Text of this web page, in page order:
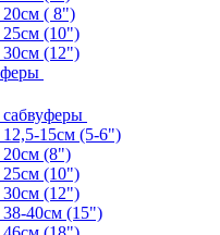
( 8")
(10")
(12")
15см (5-6")
(8")
(10")
(12")
40см (15")